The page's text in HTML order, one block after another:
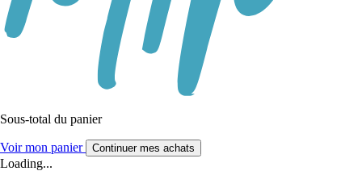
Sous-total du panier
Voir mon panier Continuer mes achats
Loading...